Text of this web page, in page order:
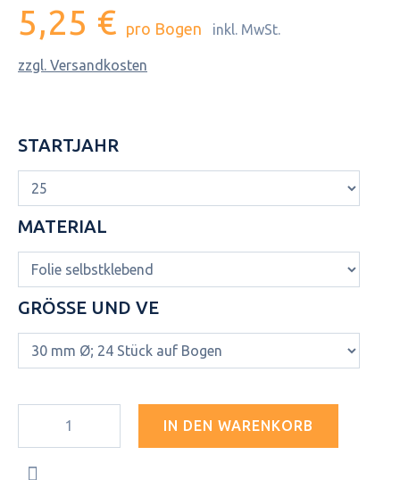
5,25 € pro Bogen inkl. MwSt.
zzgl. Versandkosten
STARTJAHR
MATERIAL
GRÖSSE UND VE
IN DEN WARENKORB